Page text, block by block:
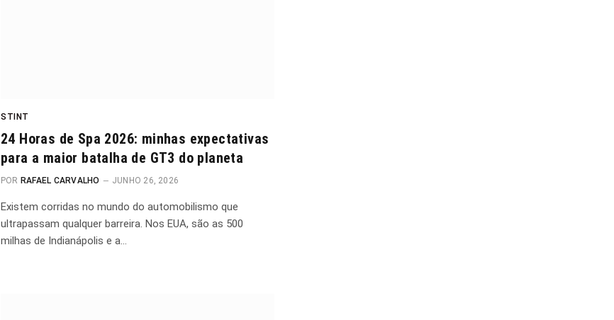
STINT
24 Horas de Spa 2026: minhas expectativas
para a maior batalha de GT3 do planeta
POR RAFAEL CARVALHO JUNHO 26, 2026
Existem corridas no mundo do automobilismo que
ultrapassam qualquer barreira. Nos EUA, são as 500
milhas de Indianápolis e a…